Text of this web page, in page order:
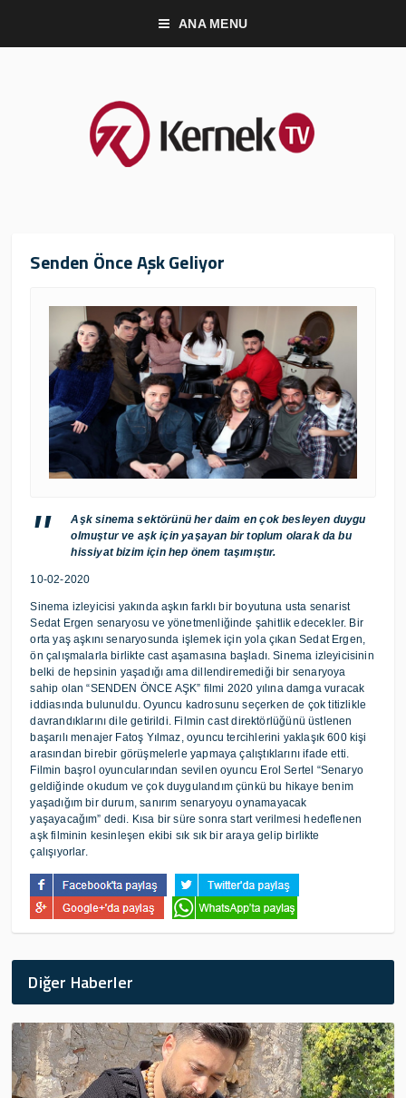
ANA MENU
Senden Önce Aşk Geliyor
Aşk sinema sektörünü her daim en çok besleyen duygu
olmuştur ve aşk için yaşayan bir toplum olarak da bu
hissiyat bizim için hep önem taşımıştır.
10-02-2020
Sinema izleyicisi yakında aşkın farklı bir boyutuna usta senarist
Sedat Ergen senaryosu ve yönetmenliğinde şahitlik edecekler. Bir
orta yaş aşkını senaryosunda işlemek için yola çıkan Sedat Ergen,
ön çalışmalarla birlikte cast aşamasına başladı. Sinema izleyicisinin
belki de hepsinin yaşadığı ama dillendiremediği bir senaryoya
sahip olan “SENDEN ÖNCE AŞK” filmi 2020 yılına damga vuracak
iddiasında bulunuldu. Oyuncu kadrosunu seçerken de çok titizlikle
davrandıklarını dile getirildi. Filmin cast direktörlüğünü üstlenen
başarılı menajer Fatoş Yılmaz, oyuncu tercihlerini yaklaşık 600 kişi
arasından birebir görüşmelerle yapmaya çalıştıklarını ifade etti.
Filmin başrol oyuncularından sevilen oyuncu Erol Sertel “Senaryo
geldiğinde okudum ve çok duygulandım çünkü bu hikaye benim
yaşadığım bir durum, sanırım senaryoyu oynamayacak
yaşayacağım” dedi. Kısa bir süre sonra start verilmesi hedeflenen
aşk filminin kesinleşen ekibi sık sık bir araya gelip birlikte
çalışıyorlar.
Diğer Haberler